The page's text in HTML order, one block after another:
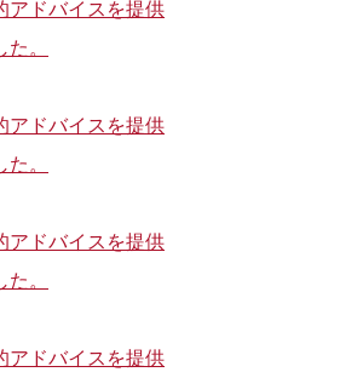
アドバイスを提供
。
アドバイスを提供
。
アドバイスを提供
。
アドバイスを提供